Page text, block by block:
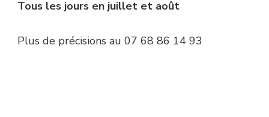
Tous les jours en juillet et août
Plus de précisions au 07 68 86 14 93